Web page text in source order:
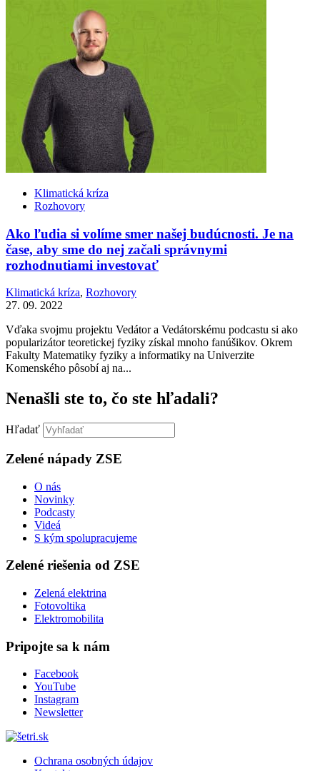
Klimatická kríza
Rozhovory
Ako ľudia si volíme smer našej budúcnosti. Je na
čase, aby sme do nej začali správnymi
rozhodnutiami investovať
Klimatická kríza, Rozhovory
27. 09. 2022
Vďaka svojmu projektu Vedátor a Vedátorskému podcastu si ako
popularizátor teoretickej fyziky získal mnoho fanúšikov. Okrem
Fakulty Matematiky fyziky a informatiky na Univerzite
Komenského pôsobí aj na...
Nenašli ste to, čo ste hľadali?
Hľadať
Zelené nápady ZSE
O nás
Novinky
Podcasty
Videá
S kým spolupracujeme
Zelené riešenia od ZSE
Zelená elektrina
Fotovoltika
Elektromobilita
Pripojte sa k nám
Facebook
YouTube
Instagram
Newsletter
Ochrana osobných údajov